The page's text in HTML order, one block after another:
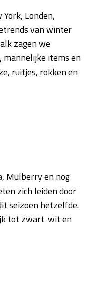
Londen,
van winter
zagen we
mannelijke items en
ruitjes, rokken en
Mulberry en nog
zich leiden door
seizoen hetzelfde.
tot zwart-wit en